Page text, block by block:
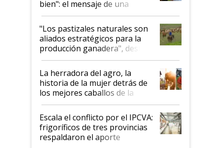
bien": el mensaje de una
ganadera uruguaya sobre las
oportunidades que se abren
para el agro en Argentina, con
foco en la carne
"Los pastizales naturales son
aliados estratégicos para la
producción ganadera", destaca
la iniciativa que ya reúne a 46
establecimientos en Argentina
La herradora del agro, la
historia de la mujer detrás de
los mejores caballos de la
Argentina y los mitos que
todavía hacen sufrir a estos
animales: "Mientras me
descalificaban, yo seguí
haciendo currículum"
Escala el conflicto por el IPCVA:
frigoríficos de tres provincias
respaldaron el aporte